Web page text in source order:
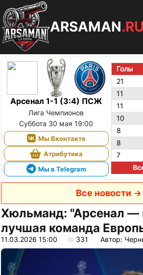
ARSAMAN.RU
Арсенал 1-1 (3:4) ПСЖ
Лига Чемпионов
Суббота 30 мая 19:00
Мы Вконтакте
Атрибутика
Мы в Telegram
Голы
21
11
11
10
8
8
7
Все новости
Хюльманд: "Арсенал —
лучшая команда
11.03.2026 15:00 331 Автор: